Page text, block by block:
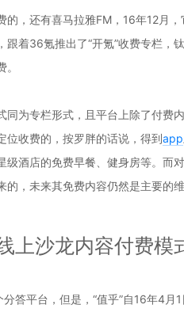
的，还有喜马拉雅FM，16年12月
跟着36氪推出了“开氪”收费专栏，
同为专栏形式，且平台上除了付费
位收费的，按罗胖的话说，得到app
级酒店的免费早餐、健身房等。而
的，未来其免费内容仍然是主要的
上沙龙内容付费模
分答平台，但是，“值乎”自16年4